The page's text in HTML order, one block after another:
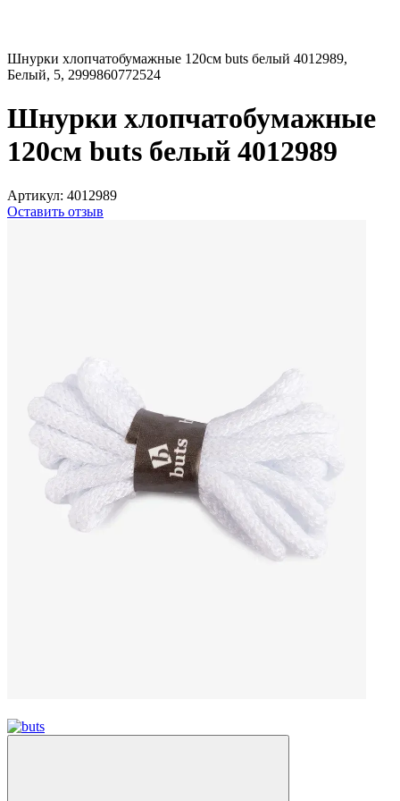
Шнурки хлопчатобумажные 120см buts белый 4012989,
Белый, 5, 2999860772524
Шнурки хлопчатобумажные
120см buts белый 4012989
Артикул: 4012989
Оставить отзыв